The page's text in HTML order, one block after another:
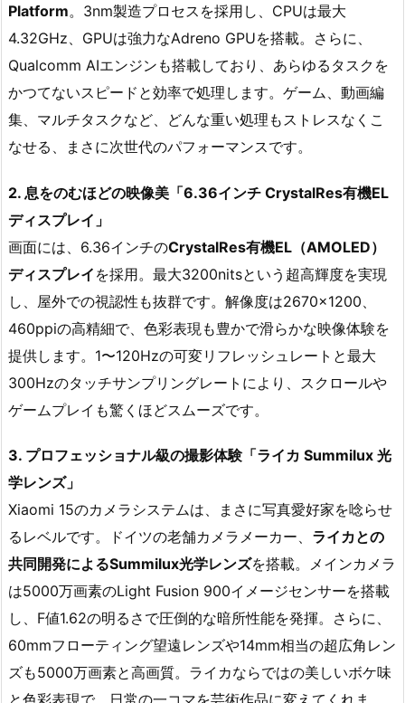
Platform。3nm製造プロセスを採用し、CPUは最大
4.32GHz、GPUは強力なAdreno GPUを搭載。さらに、
Qualcomm AIエンジンも搭載しており、あらゆるタスクを
かつてないスピードと効率で処理します。ゲーム、動画編
集、マルチタスクなど、どんな重い処理もストレスなくこ
なせる、まさに次世代のパフォーマンスです。
2. 息をのむほどの映像美「6.36インチ CrystalRes有機EL
ディスプレイ」
画面には、6.36インチのCrystalRes有機EL（AMOLED）
ディスプレイ を採用。最大3200nitsという超高輝度を実現
し、屋外での視認性も抜群です。解像度は2670×1200、
460ppiの高精細で、色彩表現も豊かで滑らかな映像体験を
提供します。1〜120Hzの可変リフレッシュレートと最大
300Hzのタッチサンプリングレートにより、スクロールや
ゲームプレイも驚くほどスムーズです。
3. プロフェッショナル級の撮影体験「ライカ Summilux 光
学レンズ」
Xiaomi 15のカメラシステムは、まさに写真愛好家を唸らせ
るレベルです。ドイツの老舗カメラメーカー、 ライカとの
共同開発によるSummilux光学レンズを搭載。メインカメラ
は5000万画素のLight Fusion 900イメージセンサーを搭載
し、F値1.62の明るさで圧倒的な暗所性能を発揮。さらに、
60mmフローティング望遠レンズや14mm相当の超広角レン
ズも5000万画素と高画質。ライカならではの美しいボケ味